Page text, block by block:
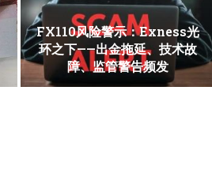
FX110风险警示：Exness光
环之下——出金拖延、技术故
障、监管警告频发